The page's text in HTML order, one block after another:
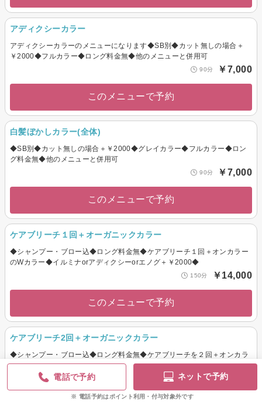
アディクシーカラー
アディクシーカラーのメニューになります◆SB別◆カット無しの場合＋
￥2000◆フルカラー◆ロング料金無◆他のメニューと併用可
90分 ￥7,000
このメニューで予約
白髪ぼかしカラー(全体)
◆SB別◆カット無しの場合＋￥2000◆グレイカラー◆フルカラー◆ロン
グ料金無◆他のメニューと併用可
90分 ￥7,000
このメニューで予約
ケアブリーチ１回＋オーガニックカラー
◆シャンプー・ブロー込◆ロング料金無◆ケアブリーチ１回＋オンカラー
のWカラー◆イルミナorアディクシーorエノグ＋￥2000◆
150分 ￥14,000
このメニューで予約
ケアブリーチ2回＋オーガニックカラー
◆シャンプー・ブロー込◆ロング料金無◆ケアブリーチを２回＋オンカラ
ーのトリプルカラー◆イルミナorアディクシーorエノグ＋￥2000◆
210分 ￥20,000
電話で予約 ネットで予約
電話予約はポイント利用・付与対象外です